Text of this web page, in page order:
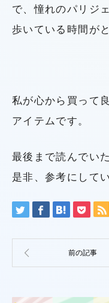
で、憧れのパリジ
歩いている時間が
私が心から買って
アイテムです。
最後まで読んでい
是非、参考にして